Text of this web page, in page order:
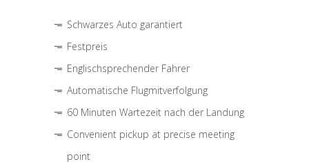
Schwarzes Auto garantiert
Festpreis
Englischsprechender Fahrer
Automatische Flugmitverfolgung
60 Minuten Wartezeit nach der Landung
Convenient pickup at precise meeting
point